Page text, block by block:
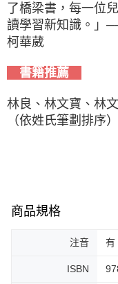
了橋梁書，每一位
讀學習新知識。」
柯華葳
書籍推薦
林良、林文寶、林
（依姓氏筆劃排序）
商品規格
注音 有
ISBN